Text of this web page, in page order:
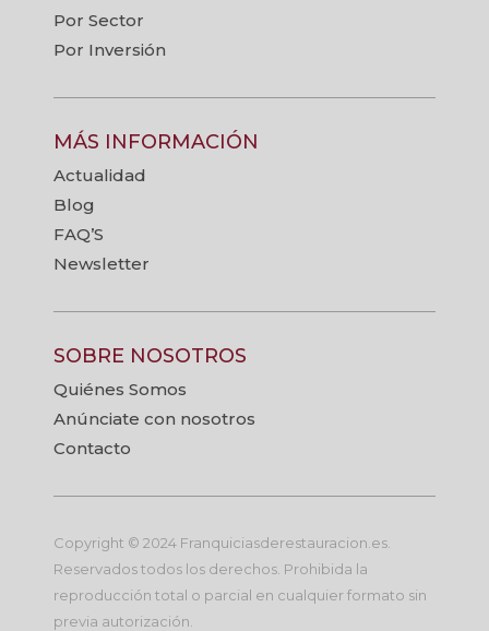
Por Sector
Por Inversión
MÁS INFORMACIÓN
Actualidad
Blog
FAQ’S
Newsletter
SOBRE NOSOTROS
Quiénes Somos
Anúnciate con nosotros
Contacto
Copyright © 2024 Franquiciasderestauracion.es.
Reservados todos los derechos. Prohibida la
reproducción total o parcial en cualquier formato sin
previa autorización.